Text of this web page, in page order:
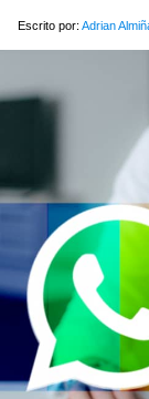
Escrito por: Adrian